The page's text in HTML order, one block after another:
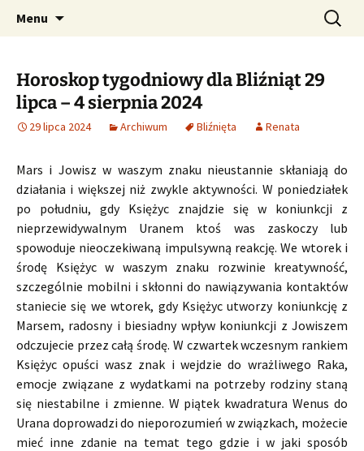
CzaroMarowy horoskop
dzienny, miesięczny i
tygodniowy
Profesjonalne przepowiednie astrologiczne
Menu Szukaj:
Horoskop tygodniowy dla Bliźniąt 29
lipca – 4 sierpnia 2024
29 lipca 2024 Archiwum Bliźnięta Renata
Mars i Jowisz w waszym znaku nieustannie skłaniają do
działania i większej niż zwykle aktywności. W poniedziałek
po południu, gdy Księżyc znajdzie się w koniunkcji z
nieprzewidywalnym Uranem ktoś was zaskoczy lub
spowoduje nieoczekiwaną impulsywną reakcję. We wtorek i
środę Księżyc w waszym znaku rozwinie kreatywność,
szczególnie mobilni i skłonni do nawiązywania kontaktów
staniecie się we wtorek, gdy Księżyc utworzy koniunkcję z
Marsem, radosny i biesiadny wpływ koniunkcji z Jowiszem
odczujecie przez całą środę. W czwartek wczesnym rankiem
Księżyc opuści wasz znak i wejdzie do wrażliwego Raka,
emocje związane z wydatkami na potrzeby rodziny staną
się niestabilne i zmienne. W piątek kwadratura Wenus do
Urana doprowadzi do nieporozumień w związkach, możecie
mieć inne zdanie na temat tego gdzie i w jaki sposób